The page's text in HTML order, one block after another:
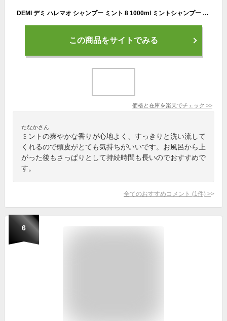
DEMI デミ ハレマオ シャンプー ミント 8 1000ml ミントシャンプー クールシャンプー 冷感シャンプー クール メントール 夏 涼感 すっきり 保湿 髪 頭皮 うるおい 男性 女性 詰め替え レフィル サロン専売品 サロン 美容室専売 レフィル
この商品をサイトでみる
価格と在庫を楽天でチェック >>
たなかさん
ミントの爽やかな香りが心地よく、すっきりと洗い流して
くれるので頭皮がとても気持ちがいいです。お風呂から上
がった後もさっぱりとして持続時間も長いのでおすすめで
す。
全てのおすすめコメント (1 件) >
6